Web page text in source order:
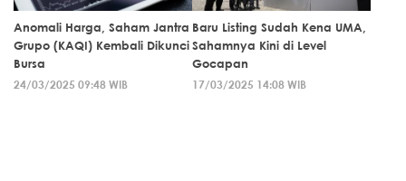
Anomali Harga, Saham Jantra
Grupo (KAQI) Kembali Dikunci
Bursa
24/03/2025 09:48 WIB
Baru Listing Sudah Kena UMA,
Sahamnya Kini di Level
Gocapan
17/03/2025 14:08 WIB